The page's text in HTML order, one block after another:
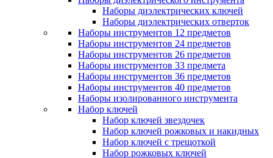
Наборы диэлектрических ключей
Наборы диэлектрических отверток
Наборы инструментов 12 предметов
Наборы инструментов 24 предметов
Наборы инструментов 26 предметов
Наборы инструментов 33 предмета
Наборы инструментов 36 предметов
Наборы инструментов 40 предметов
Наборы изолированного инструмента
Набор ключей
Набор ключей звездочек
Набор ключей рожковых и накидных
Набор ключей с трещоткой
Набор рожковых ключей